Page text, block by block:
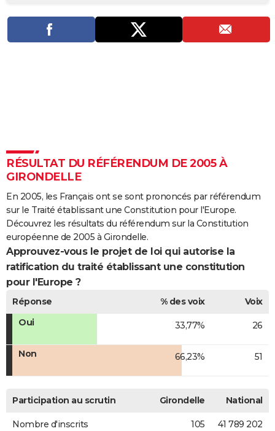
PHOTO
GUIDES D'ACHAT
COPAINS D'AVANT
FORUM
Bricolage
Lifestyle
Culture
Sport
Auto
Television
Voyage
Cinema
RÉSULTAT DU RÉFÉRENDUM DE 2005 À
GIRONDELLE
En 2005, les Français ont se sont prononcés par référendum
sur le Traité établissant une Constitution pour l'Europe.
Découvrez les résultats du référendum sur la Constitution
européenne de 2005 à Girondelle.
Approuvez-vous le projet de loi qui autorise la
ratification du traité établissant une constitution
pour l'Europe ?
Réponse % des voix
Voix
Oui
33,77% 26
Non 66,23% 51
Participation au scrutin Girondelle National
Nombre d'inscrits 105 41 789 202